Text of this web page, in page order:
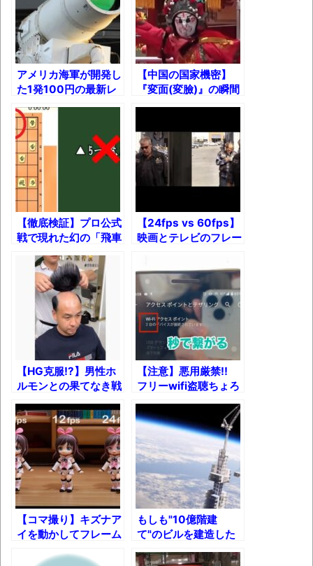
【読書感想】山野辺太郎『いつか深い穴に
落ちるまで』
映画ちいかわ観に行ったので感想を書きま
す(若干ネタバレあり) 26/07/25
マケイン9巻＆アニメ公式ガイド感想
果速報（仮）
体験談：仕事で同じビルの中に入っている
グループ会社の嫁子 [ほのぼの]
葉月つばさちゃん、昔から見てるんだけど
かなりお姉さんになったね
壊れたエアコンと歌えないボク
バージョンアップ情報更新 AOMEI
Backupper Standard 8.3.0 などバージョンア
ップ
高嶋ちさ子、ダウン症の姉が暴行事件！事
件の一部始終と衝撃の結末
【呆然】北海道旅行ワイ「ウニイクラ丼特
盛で食うぞ！！！うおおおおおおお
お！！！！！」→結
果･････････････････････････････
【動画】カニ、ちょっかい出してきた陰に
ブチギレ
長野県のなめこのデカさが規格外だったｗ
ｗ
新装版「ご冗談でしょう、ファインマンさ
アメリカ海軍が開発し
た1発100円の最新レ
ーザー兵器【ドローン
の群れを一網打尽!?】
【中国の国家機密】
『変面(変臉)』の瞬間
を超スロー撮影した結
【徹底検証】プロ公式
戦で現れた幻の「飛車
不成」
【24fps vs 60fps】
映画とテレビのフレー
た！
【HG克服!?】男性ホ
ルモンとの果てなき戦
いに終止符を打った男
たち！
【注意】悪用厳禁!!
フリーwifi盗聴ちょろ
すぎて草
【コマ撮り】キズナア
イを動かしてフレーム
もしも"10億階建
て"のビルを建造した
らどうなるのか？